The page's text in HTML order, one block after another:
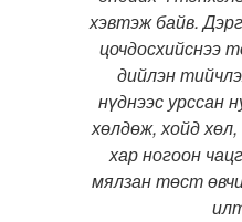
хэвтэж байв.
цочдосхийснээ
дийлэн
нүднээс урссан
хөлдөж, хойд
хар ногоон
мялзан төст